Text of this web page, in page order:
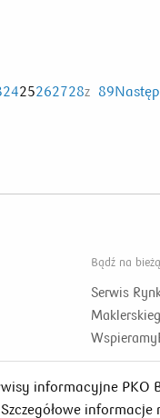
2425262728z 89
informacyjne PKO
Bądź na
Serwis